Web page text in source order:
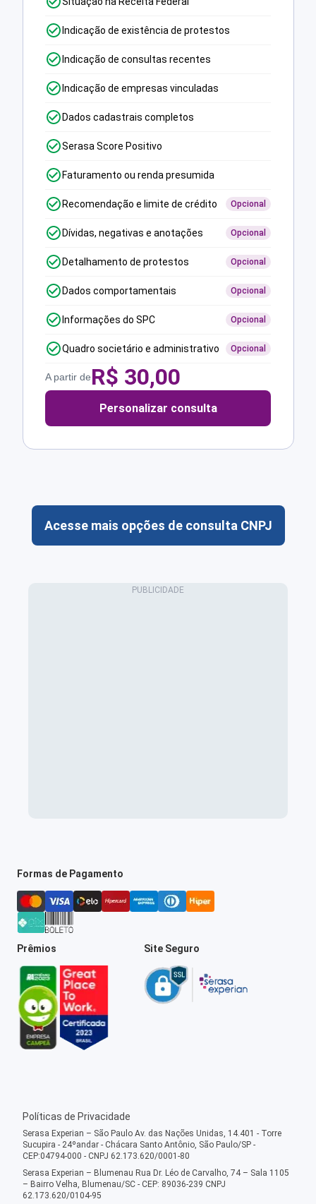
Indicação de existência de protestos
Indicação de consultas recentes
Indicação de empresas vinculadas
Dados cadastrais completos
Serasa Score Positivo
Faturamento ou renda presumida
Recomendação e limite de crédito Opcional
Dívidas, negativas e anotações Opcional
Detalhamento de protestos Opcional
Dados comportamentais Opcional
Informações do SPC Opcional
Quadro societário e administrativo Opcional
A partir deR$ 30,00
Personalizar consulta
Acesse mais opções de consulta CNPJ
Formas de Pagamento
Prêmios Site Seguro
Políticas de Privacidade
Serasa Experian – São Paulo Av. das Nações Unidas, 14.401 - Torre
Sucupira - 24ºandar - Chácara Santo Antônio, São Paulo/SP -
CEP:04794-000 - CNPJ 62.173.620/0001-80
Serasa Experian – Blumenau Rua Dr. Léo de Carvalho, 74 – Sala 1105
– Bairro Velha, Blumenau/SC - CEP: 89036-239 CNPJ
62.173.620/0104-95